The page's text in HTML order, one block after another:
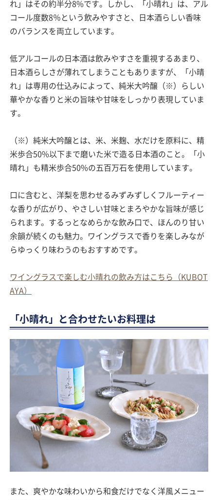
れ」はその約半分8%です。しかし、「小晴れ」は、アル
コール度数8％という飲みやすさと、日本酒らしい香味
のバランスを両立しています。
低アルコールの日本酒は飲みやすさを重視するあまり、
日本酒らしさが薄れてしまうこともありますが、「小晴
れ」は専用の仕込みによって、純米大吟醸（※）らしい
華やかな香りと米の旨味や甘味をしっかり表現していま
す。
（※）純米大吟醸とは、米、米麹、水だけを原料に、精
米歩合50%以下まで磨いた米で造る日本酒のこと。「小
晴れ」も精米歩合50%の五百万石を使用しています。
口に含むと、洋梨を思わせるみずみずしくフルーティー
な香りが広がり、やさしい甘味とまろやかな旨味が感じ
られます。するっとなめらかな飲み口で、ほんのり甘い
余韻が続くのも魅力。ワイングラスで香りを楽しみなが
らゆっくり味わうのもおすすめです。
ワイングラスで楽しむ小晴れの飲み方はこちら（KUBOT
AYA）
「小晴れ」と合わせたいお料理は
また、爽やかな味わいから和食だけでなく洋風メニュー